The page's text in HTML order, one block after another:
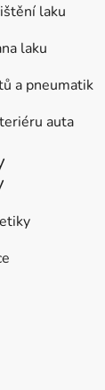
laku
laku
a pneumatik
auta